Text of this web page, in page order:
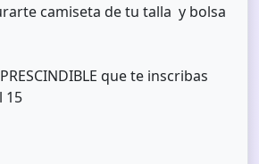
camiseta de tu talla y bolsa
que te inscribas
15